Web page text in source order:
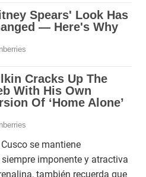
se mantiene
imponente y atractiva
también recuerda que